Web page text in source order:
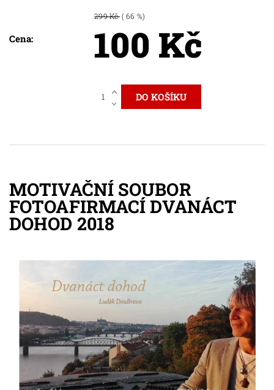
Cena:
299 Kč ( 66 %)
100 Kč
MOTIVAČNÍ SOUBOR
FOTOAFIRMACÍ DVANÁCT
DOHOD 2018